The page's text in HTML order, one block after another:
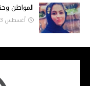
المواطن
أغسطس 23, 2021